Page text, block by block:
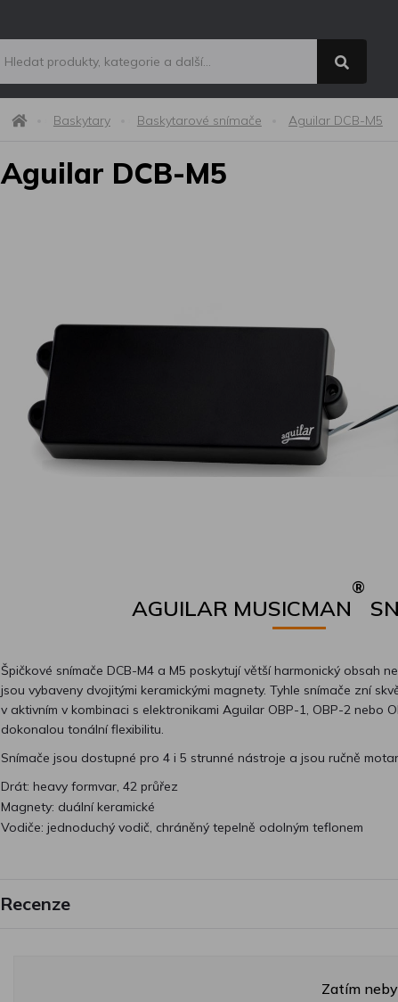
Baskytary Baskytarové snímače Aguilar DCB-M5
Aguilar DCB-M5
AGUILAR MUSICMAN
®
Špičkové snímače DCB-M4 a M5 poskytují větší harmonický obsah
jsou vybaveny dvojitými keramickými magnety. Tyhle snímače zní
v aktivním v kombinaci s elektronikami Aguilar OBP-1, OBP-2 nebo
dokonalou tonální flexibilitu.
Snímače jsou dostupné pro 4 i 5 strunné nástroje a jsou ručně
Drát: heavy formvar, 42 průřez
Magnety: duální keramické
Vodiče: jednoduchý vodič, chráněný tepelně odolným teflonem
Recenze
Zatím